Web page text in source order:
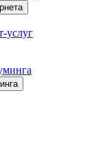
услуг